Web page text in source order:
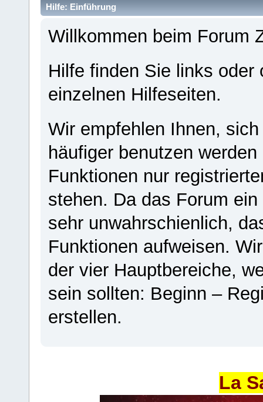
Hilfe: Einführung
Willkommen beim Forum
Hilfe finden Sie links
einzelnen Hilfeseiten.
Wir empfehlen Ihnen,
häufiger benutzen
Funktionen nur
stehen. Da das Forum
sehr unwahrschienlich,
Funktionen aufweisen.
der vier Hauptbereiche,
sein sollten: Beginn –
erstellen.
La